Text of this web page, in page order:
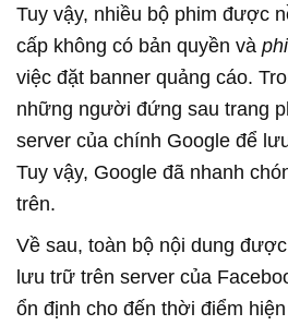
Tuy vậy, nhiều bộ phim được
cấp không có bản quyền và
việc đặt banner quảng cáo.
những người đứng sau trang
server của chính Google để
Tuy vậy, Google đã nhanh
trên.
Về sau, toàn bộ nội dung
lưu trữ trên server của
ổn định cho đến thời điểm